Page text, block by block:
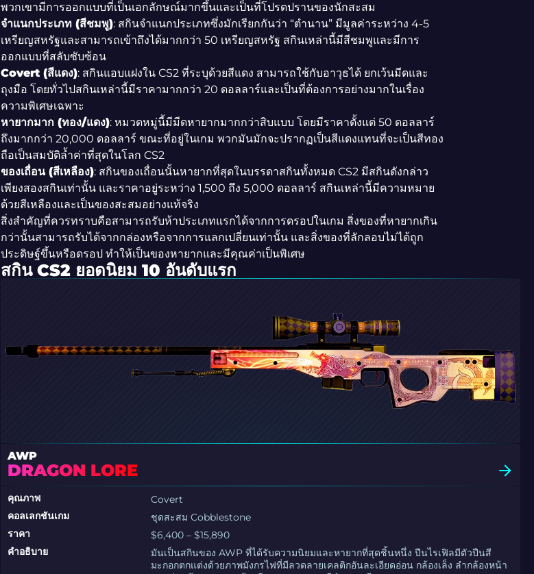
พวกเขามีการออกแบบที่เป็นเอกลักษณ์มากขึ้นและเป็นที่โปรดปรานของนักสะสม
จำแนกประเภท (สีชมพู): สกินจำแนกประเภทซึ่งมักเรียกกันว่า “ตำนาน” มีมูลค่าระหว่าง 4-5
เหรียญสหรัฐและสามารถเข้าถึงได้มากกว่า 50 เหรียญสหรัฐ สกินเหล่านี้มีสีชมพูและมีการ
ออกแบบที่สลับซับซ้อน
Covert (สีแดง): สกินแอบแฝงใน CS2 ที่ระบุด้วยสีแดง สามารถใช้กับอาวุธได้ ยกเว้นมีดและ
ถุงมือ โดยทั่วไปสกินเหล่านี้มีราคามากกว่า 20 ดอลลาร์และเป็นที่ต้องการอย่างมากในเรื่อง
ความพิเศษเฉพาะ
หายากมาก (ทอง/แดง): หมวดหมู่นี้มีมีดหายากมากกว่าสิบแบบ โดยมีราคาตั้งแต่ 50 ดอลลาร์
ถึงมากกว่า 20,000 ดอลลาร์ ขณะที่อยู่ในเกม พวกมันมักจะปรากฏเป็นสีแดงแทนที่จะเป็นสีทอง
ถือเป็นสมบัติล้ำค่าที่สุดในโลก CS2
ของเถื่อน (สีเหลือง): สกินของเถื่อนนั้นหายากที่สุดในบรรดาสกินทั้งหมด CS2 มีสกินดังกล่าว
เพียงสองสกินเท่านั้น และราคาอยู่ระหว่าง 1,500 ถึง 5,000 ดอลลาร์ สกินเหล่านี้มีความหมาย
ด้วยสีเหลืองและเป็นของสะสมอย่างแท้จริง
สิ่งสำคัญที่ควรทราบคือสามารถรับห้าประเภทแรกได้จากการดรอปในเกม สิ่งของที่หายากเกิน
กว่านั้นสามารถรับได้จากกล่องหรือจากการแลกเปลี่ยนเท่านั้น และสิ่งของที่ลักลอบไม่ได้ถูก
ประดิษฐ์ขึ้นหรือดรอป ทำให้เป็นของหายากและมีคุณค่าเป็นพิเศษ
สกิน CS2 ยอดนิยม 10 อันดับแรก
AWP
DRAGON LORE
คุณภาพ
Covert
คอลเลกชันเกม
ชุดสะสม Cobblestone
ราคา
$6,400 – $15,890
คำอธิบาย
มันเป็นสกินของ AWP ที่ได้รับความนิยมและหายากที่สุดชิ้นหนึ่ง ปืนไรเฟิลมีตัวปืนสี
มะกอกตกแต่งด้วยภาพมังกรไฟที่มีลวดลายเคลติกอันละเอียดอ่อน กล้องเล็ง ลำกล้องหน้า